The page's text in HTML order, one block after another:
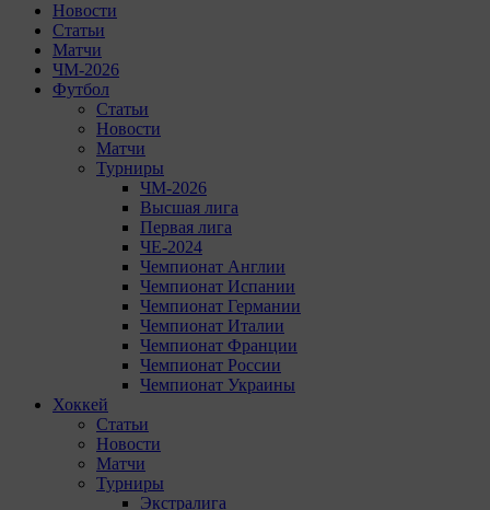
Новости
Статьи
Матчи
ЧМ-2026
Футбол
Статьи
Новости
Матчи
Турниры
ЧМ-2026
Высшая лига
Первая лига
ЧЕ-2024
Чемпионат Англии
Чемпионат Испании
Чемпионат Германии
Чемпионат Италии
Чемпионат Франции
Чемпионат России
Чемпионат Украины
Хоккей
Статьи
Новости
Матчи
Турниры
Экстралига